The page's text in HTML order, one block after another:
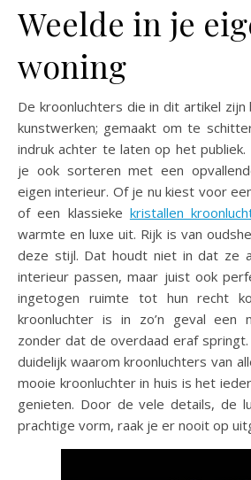
Weelde in je
woning
De kroonluchters die in dit artikel
kunstwerken; gemaakt om te
indruk achter te laten op het
je ook sorteren met een
eigen interieur. Of je nu kiest voor
of een klassieke kristallen
warmte en luxe uit. Rijk is van
deze stijl. Dat houdt niet in dat ze
interieur passen, maar juist ook
ingetogen ruimte tot hun recht
kroonluchter is in zo’n geval een
zonder dat de overdaad eraf
duidelijk waarom kroonluchters van
mooie kroonluchter in huis is het
genieten. Door de vele details, de
prachtige vorm, raak je er nooit op